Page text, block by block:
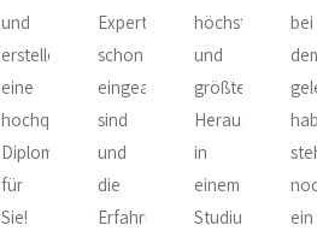
und
erstellen
eine
hochqualitative
Diplomarbeit
für
Sie!
Experten
schon
eingearbeitet
sind
und
die
Erfahrung
höchsten
und
größten
in
einem
Studium
bei
ein